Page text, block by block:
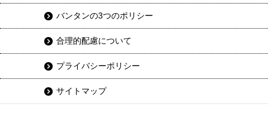
バンタンの3つのポリシー
合理的配慮について
プライバシーポリシー
サイトマップ